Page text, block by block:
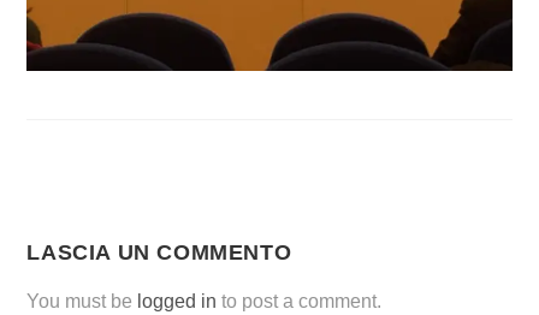
LASCIA UN COMMENTO
You must be logged in to post a comment.